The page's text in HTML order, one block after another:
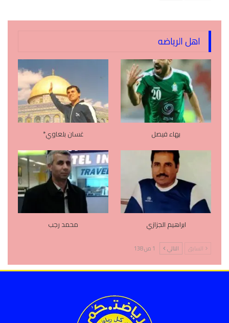
اهل الرياضه
بهاء فيصل غسان بلعاوي*
ابراهيم الجزازي محمد رجب
السابق التالي 1 من 138